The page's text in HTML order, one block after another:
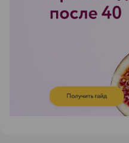
ЭФФЕКТИВНАЯ